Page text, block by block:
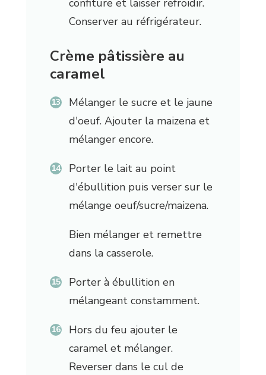
confiture et laisser refroidir.
Conserver au réfrigérateur.
Crème pâtissière au
caramel
Mélanger le sucre et le jaune
d'oeuf. Ajouter la maizena et
mélanger encore.
Porter le lait au point
d'ébullition puis verser sur le
mélange oeuf/sucre/maizena.
Bien mélanger et remettre
dans la casserole.
Porter à ébullition en
mélangeant constamment.
Hors du feu ajouter le
caramel et mélanger.
Reverser dans le cul de